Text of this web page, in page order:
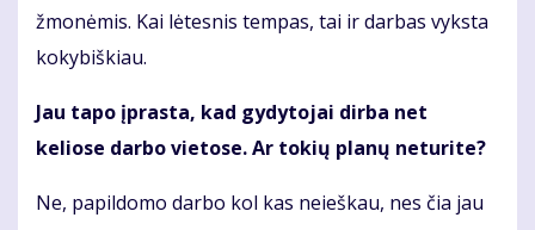
žmonėmis. Kai lėtesnis tempas, tai ir darbas vyksta
kokybiškiau.
Jau tapo įprasta, kad gydytojai dirba net
keliose darbo vietose. Ar tokių planų neturite?
Ne, papildomo darbo kol kas neieškau, nes čia jau